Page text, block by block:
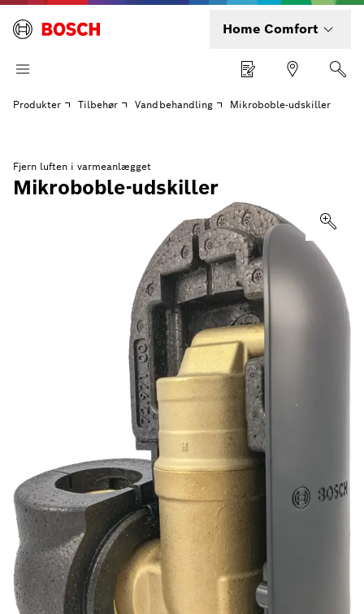
Home Comfort
Produkter Tilbehør Vandbehandling Mikroboble-udskiller
Fjern luften i varmeanlægget
Mikroboble-udskiller